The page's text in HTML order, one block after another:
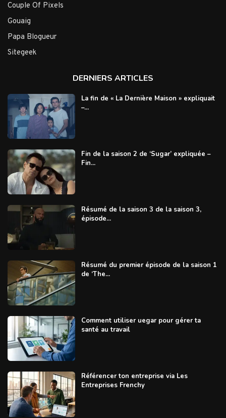
Couple Of Pixels
Gouaig
Papa Blogueur
Sitegeek
DERNIERS ARTICLES
La fin de « La Dernière Maison » expliquait
–...
Fin de la saison 2 de ‘Sugar’ expliquée –
Fin...
Résumé de la saison 3 de la saison 3,
épisode...
Résumé du premier épisode de la saison 1
de ‘The...
Comment utiliser uegar pour gérer ta
santé au travail
Référencer ton entreprise via Les
Entreprises Frenchy